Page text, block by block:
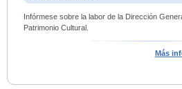
Infórmese sobre la labor de la Dirección
Patrimonio Cultural.
Más